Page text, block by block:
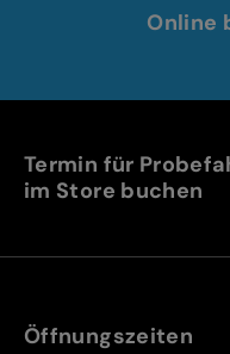
Online
Termin für
im Store buchen
Öffnungszeiten